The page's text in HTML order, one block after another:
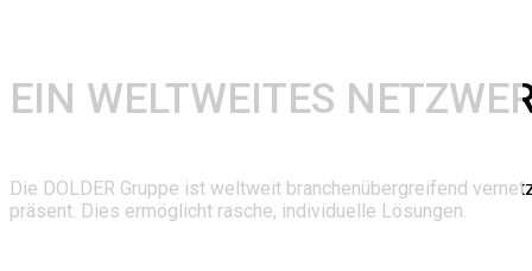
EIN WELTWEITES
Die DOLDER Gruppe ist weltweit branchenübergreifend
präsent. Dies ermöglicht rasche, individuelle Lösungen.